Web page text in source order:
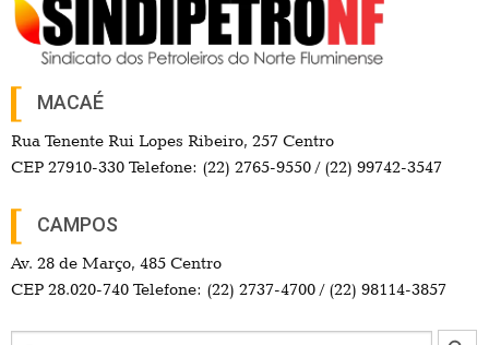
MACAÉ
Rua Tenente Rui Lopes Ribeiro, 257 Centro
CEP 27910-330 Telefone: (22) 2765-9550 / (22) 99742-3547
CAMPOS
Av. 28 de Março, 485 Centro
CEP 28.020-740 Telefone: (22) 2737-4700 / (22) 98114-3857
Search
Search Button